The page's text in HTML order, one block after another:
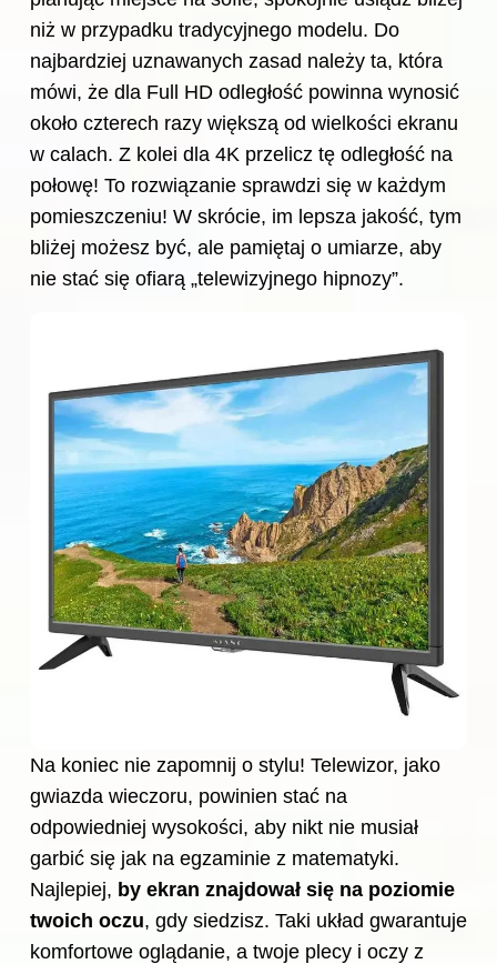
niż w przypadku tradycyjnego modelu. Do
najbardziej uznawanych zasad należy ta, która
mówi, że dla Full HD odległość powinna wynosić
około czterech razy większą od wielkości ekranu
w calach. Z kolei dla 4K przelicz tę odległość na
połowę! To rozwiązanie sprawdzi się w każdym
pomieszczeniu! W skrócie, im lepsza jakość, tym
bliżej możesz być, ale pamiętaj o umiarze, aby
nie stać się ofiarą „telewizyjnego hipnozy”.
Na koniec nie zapomnij o stylu! Telewizor, jako
gwiazda wieczoru, powinien stać na
odpowiedniej wysokości, aby nikt nie musiał
garbić się jak na egzaminie z matematyki.
Najlepiej, by ekran znajdował się na poziomie
twoich oczu, gdy siedzisz. Taki układ gwarantuje
komfortowe oglądanie, a twoje plecy i oczy z